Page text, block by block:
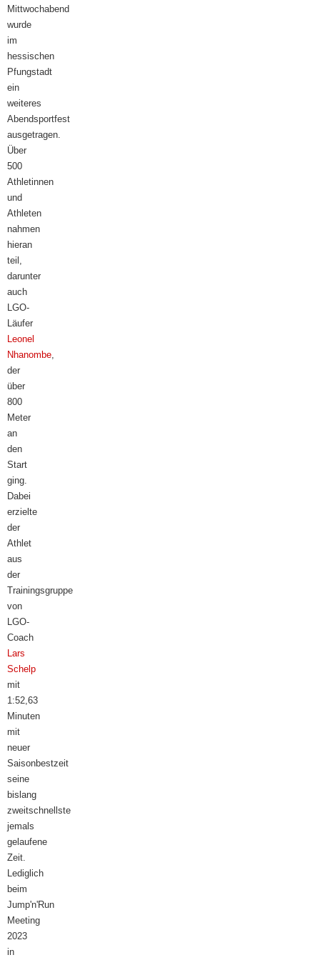
Mittwochabend
wurde
im
hessischen
Pfungstadt
ein
weiteres
Abendsportfest
ausgetragen.
Über
500
Athletinnen
und
Athleten
nahmen
hieran
teil,
darunter
auch
LGO-
Läufer
Leonel
Nhanombe,
der
über
800
Meter
an
den
Start
ging.
Dabei
erzielte
der
Athlet
aus
der
Trainingsgruppe
von
LGO-
Coach
Lars
Schelp
mit
1:52,63
Minuten
mit
neuer
Saisonbestzeit
seine
bislang
zweitschnellste
jemals
gelaufene
Zeit.
Lediglich
beim
Jump'n'Run
Meeting
2023
in